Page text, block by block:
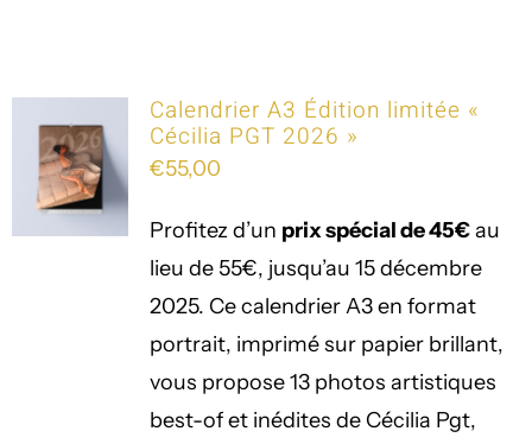
Calendrier A3 Édition limitée «
Cécilia PGT 2026 »
€55,00
Profitez d’un prix spécial de 45€au
lieu de 55€, jusqu’au 15 décembre
2025. Ce calendrier A3 en format
portrait, imprimé sur papier brillant,
vous propose 13 photos artistiques
best-of et inédites de Cécilia Pgt,